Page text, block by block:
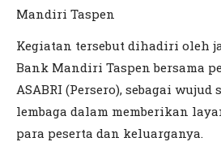
Mandiri Taspen
Kegiatan tersebut dihadiri oleh
Bank Mandiri Taspen bersama
ASABRI (Persero), sebagai
lembaga dalam memberikan
para peserta dan keluarganya.